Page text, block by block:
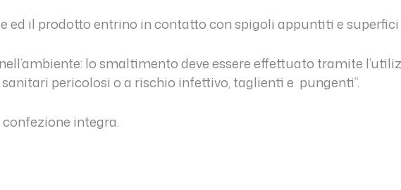
ed il prodotto entrino in contatto con spigoli appuntiti e superfici
lo smaltimento deve essere effettuato tramite
pericolosi o a rischio infettivo, taglienti e pungenti”.
integra.